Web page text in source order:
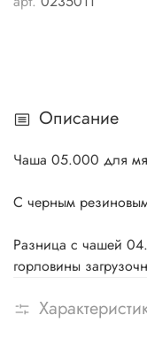
Описание
Чаша 05.000 для
С черным
Разница с чашей
горловины